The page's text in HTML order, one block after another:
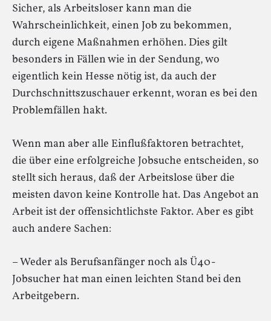
Sicher, als Arbeitsloser kann man die
Wahrscheinlichkeit, einen Job zu bekommen,
durch eigene Maßnahmen erhöhen. Dies gilt
besonders in Fällen wie in der Sendung, wo
eigentlich kein Hesse nötig ist, da auch der
Durchschnittszuschauer erkennt, woran es bei den
Problemfällen hakt.
Wenn man aber alle Einflußfaktoren betrachtet,
die über eine erfolgreiche Jobsuche entscheiden, so
stellt sich heraus, daß der Arbeitslose über die
meisten davon keine Kontrolle hat. Das Angebot an
Arbeit ist der offensichtlichste Faktor. Aber es gibt
auch andere Sachen:
– Weder als Berufsanfänger noch als Ü40-
Jobsucher hat man einen leichten Stand bei den
Arbeitgebern.